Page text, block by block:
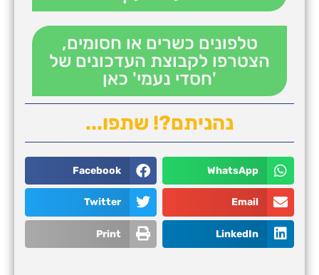
טלפונים כשרים או חסומים,
הצטרפו לקבוצת העדכונים של
'חסדי נעמי' כאן
נהניתם?! שתפו...
WhatsApp
Facebook
Email
Twitter
LinkedIn
Print